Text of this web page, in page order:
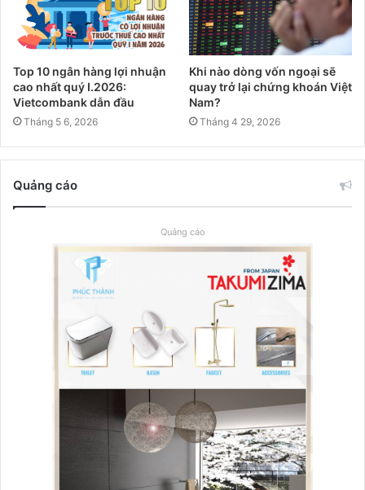
Top 10 ngân hàng lợi nhuận
cao nhất quý I.2026:
Vietcombank dẫn đầu
Tháng 5 6, 2026
Khi nào dòng vốn ngoại sẽ
quay trở lại chứng khoán Việt
Nam?
Tháng 4 29, 2026
Quảng cáo
Quảng cáo